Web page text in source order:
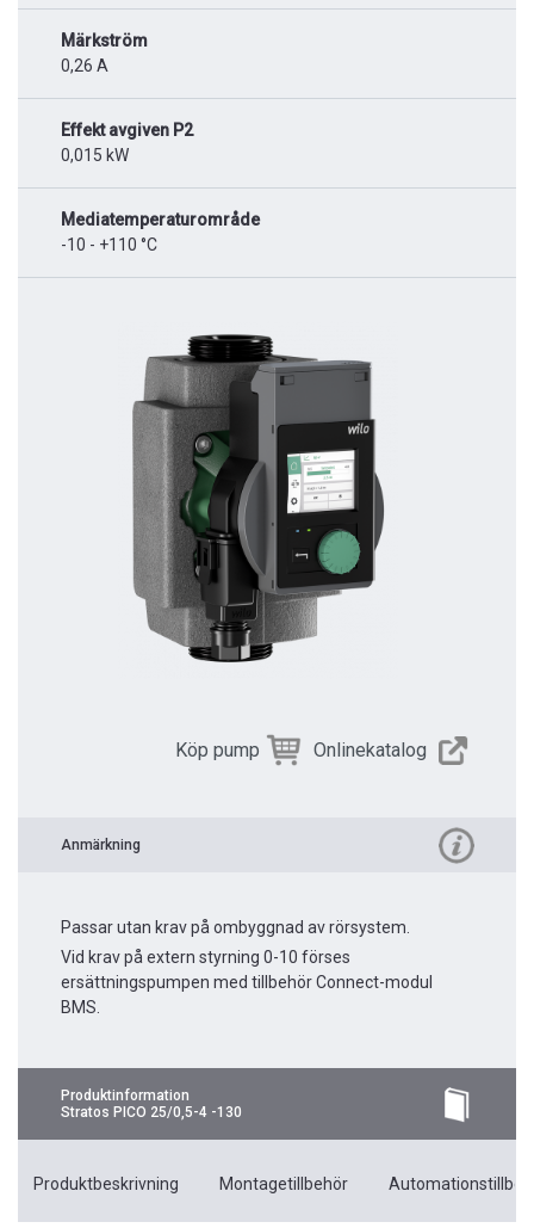
Märkström
0,26 A
Effekt avgiven P2
0,015 kW
Mediatemperaturområde
-10 - +110 °C
Köp pump Onlinekatalog
Anmärkning
Passar utan krav på ombyggnad av rörsystem.
Vid krav på extern styrning 0-10 förses
ersättningspumpen med tillbehör Connect-modul
BMS.
Produktinformation
Stratos PICO 25/0,5-4 -130
Produktbeskrivning Montagetillbehör